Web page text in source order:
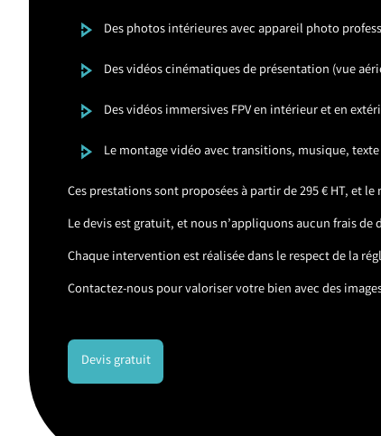
Des photos intérieures avec appareil photo
Des vidéos cinématiques de présentation (vue
Des vidéos immersives FPV en intérieur et en
Le montage vidéo avec transitions, musique,
Ces prestations sont proposées à partir de 295 € HT, et
Le devis est gratuit, et nous n’appliquons aucun frais
Chaque intervention est réalisée dans le respect de la
Contactez-nous pour valoriser votre bien avec des
Devis gratuit